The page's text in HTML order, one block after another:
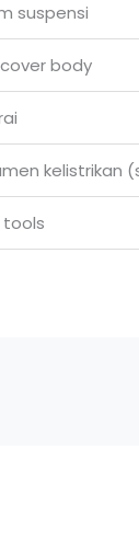
suspensi
body
kelistrikan
tools